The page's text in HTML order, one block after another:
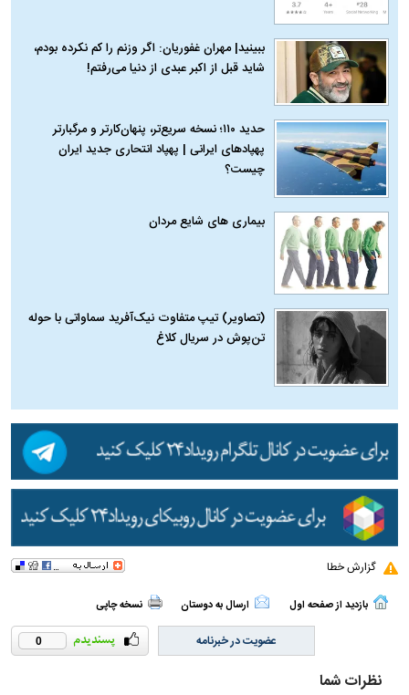
ببینید| مهران غفوریان: اگر وزنم را کم نکرده بودم،
شاید قبل از اکبر عبدی از دنیا می‌رفتم!
حدید ۱۱۰؛ نسخه سریع‌تر، پنهان‌کارتر و مرگبارتر
پهپادهای ایرانی | پهپاد انتحاری جدید ایران
چیست؟
بیماری‌ های شایع مردان
(تصاویر) تیپ متفاوت نیک‌آفرید سماواتی با حوله
تن‌پوش در سریال کلاغ
گزارش خطا
بازدید از صفحه اول ارسال به دوستان نسخه چاپی
0 عضویت در خبرنامه
نظرات شما